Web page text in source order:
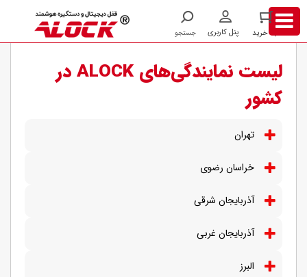
/ نمایندگی ها
لیست نمایندگی‌های ALOCK در
کشور
تهران
خراسان رضوی
آذربایجان شرقی
آذربایجان غربی
البرز